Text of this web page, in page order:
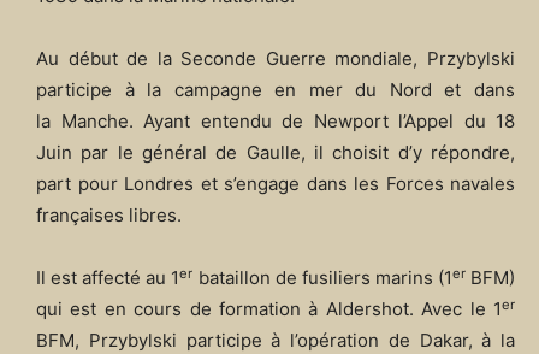
Au début de la Seconde Guerre mondiale, Przybylski
participe à la campagne en mer du Nord et dans
la Manche. Ayant entendu de Newport l’Appel du 18
Juin par le général de Gaulle, il choisit d’y répondre,
part pour Londres et s’engage dans les Forces navales
françaises libres.
Il est affecté au 1er bataillon de fusiliers marins (1erBFM)
qui est en cours de formation à Aldershot. Avec le 1er
BFM, Przybylski participe à l’opération de Dakar, à la